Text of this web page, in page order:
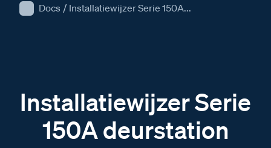
Docs / Installatiewijzer Serie 150A...
Installatiewijzer Serie
150A deurstation